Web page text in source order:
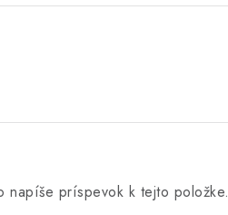
napíše príspevok k tejto položke.